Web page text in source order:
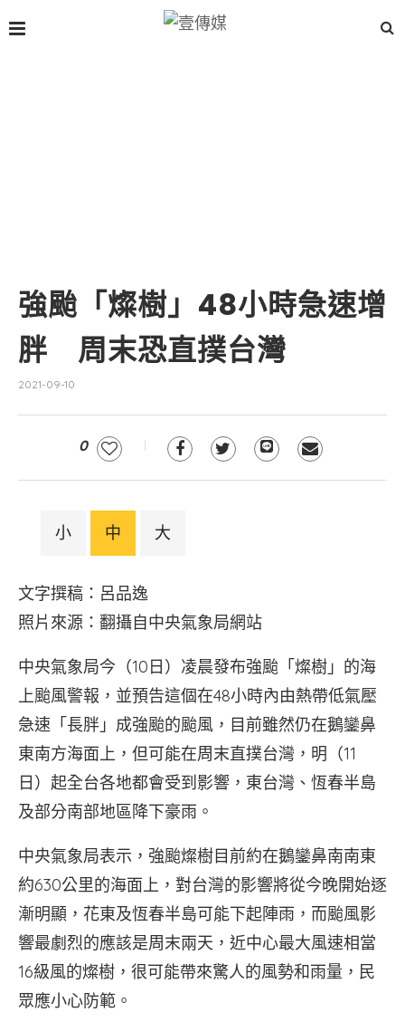
強颱「燦樹」48小時急速增
胖 周末恐直撲台灣
2021-09-10
0
小 中 大
文字撰稿：呂品逸
照片來源：翻攝自中央氣象局網站
中央氣象局今（10日）凌晨發布強颱「燦樹」的海
上颱風警報，並預告這個在48小時內由熱帶低氣壓
急速「長胖」成強颱的颱風，目前雖然仍在鵝鑾鼻
東南方海面上，但可能在周末直撲台灣，明（11
日）起全台各地都會受到影響，東台灣、恆春半島
及部分南部地區降下豪雨。
中央氣象局表示，強颱燦樹目前約在鵝鑾鼻南南東
約630公里的海面上，對台灣的影響將從今晚開始逐
漸明顯，花東及恆春半島可能下起陣雨，而颱風影
響最劇烈的應該是周末兩天，近中心最大風速相當
16級風的燦樹，很可能帶來驚人的風勢和雨量，民
眾應小心防範。